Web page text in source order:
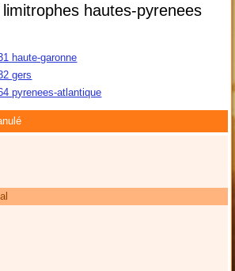
hautes-pyrenees
haute-garonne
gers
pyrenees-atlantique